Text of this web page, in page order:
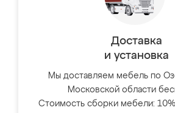
Доставка
и установка
Мы доставляем мебель по
Московской области
Стоимость сборки мебели: